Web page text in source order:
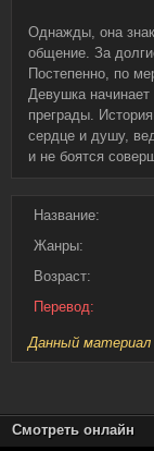
Однажды, она
общение. За
Постепенно, по
Девушка
преграды.
сердце и душу,
и не боятся
Название:
Жанры:
Возраст:
Перевод:
Данный материал
Смотреть онлайн